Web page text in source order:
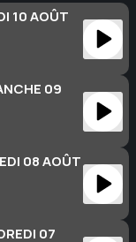
10 AOÛT
09
08 AOÛT
07